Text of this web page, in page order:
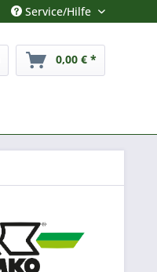
Service/Hilfe
0,00 € *